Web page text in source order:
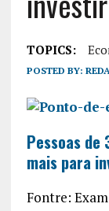
TOPICS:
POSTED BY:
Pessoas
mais para
Fontre: